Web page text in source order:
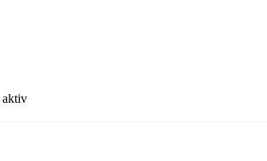
aktiv